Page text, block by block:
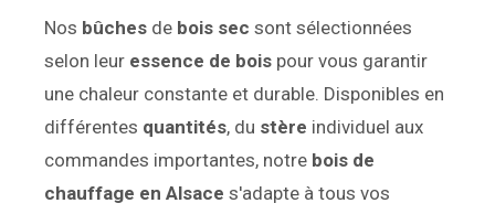
Nos bûches de bois sec sont sélectionnées
selon leur essence de bois pour vous garantir
une chaleur constante et durable. Disponibles en
différentes quantités, du stère individuel aux
commandes importantes, notre bois de
chauffage en Alsace s'adapte à tous vos